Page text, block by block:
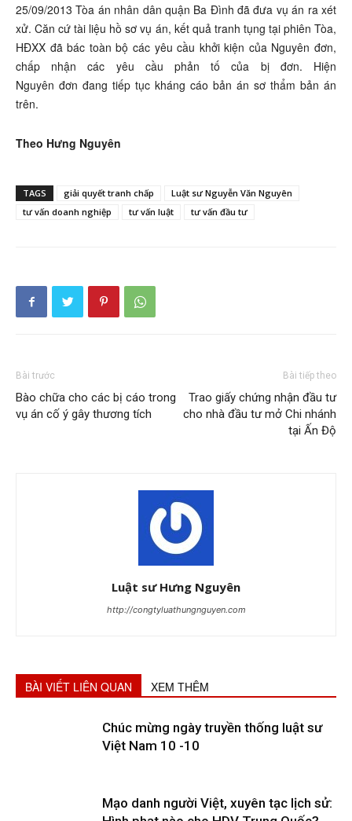
25/09/2013 Tòa án nhân dân quận Ba Đình đã đưa vụ án ra xét
xử. Căn cứ tài liệu hồ sơ vụ án, kết quả tranh tụng tại phiên Tòa,
HĐXX đã bác toàn bộ các yêu cầu khởi kiện của Nguyên đơn,
chấp nhận các yêu cầu phản tố của bị đơn. Hiện
Nguyên đơn đang tiếp tục kháng cáo bản án sơ thẩm bản án
trên.
Theo Hưng Nguyên
TAGS giải quyết tranh chấp
Luật sư Nguyễn Văn Nguyên
tư vấn doanh nghiệp
tư vấn luật tư vấn đầu tư
Bài trước
Bào chữa cho các bị cáo trong
vụ án cố ý gây thương tích
Bài tiếp theo
Trao giấy chứng nhận đầu tư
cho nhà đầu tư mở Chi nhánh
tại Ấn Độ
Luật sư Hưng Nguyên
http://congtyluathungnguyen.com
BÀI VIẾT LIÊN QUAN XEM THÊM
Chúc mừng ngày truyền thống luật sư
Việt Nam 10 -10
Mạo danh người Việt, xuyên tạc lịch sử: